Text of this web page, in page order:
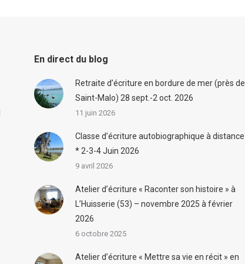
En direct du blog
Retraite d’écriture en bordure de mer (près de
Saint-Malo) 28 sept.-2 oct. 2026
11 juin 2026
Classe d’écriture autobiographique à distance
* 2-3-4 Juin 2026
9 avril 2026
Atelier d’écriture « Raconter son histoire » à
L’Huisserie (53) – novembre 2025 à février
2026
6 octobre 2025
Atelier d’écriture « Mettre sa vie en récit » en